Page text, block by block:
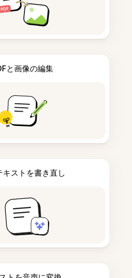
と画像の編集
キストを書き直し